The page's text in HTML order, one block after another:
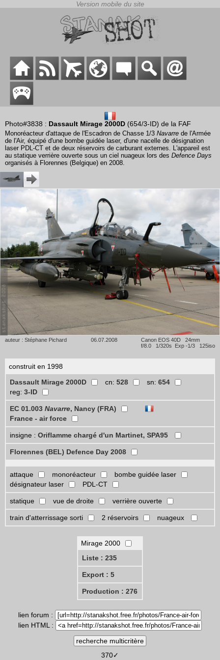
Photo#3838 : Dassault Mirage 2000D (654/3-ID) de la FAF
Monoréacteur d'attaque de l'Escadron de Chasse 1/3 Navarre de l'Armée
de l'Air, équipé d'une bombe guidée laser, d'une nacelle de désignation
laser PDL-CT et de deux réservoirs de carburant externes. L'appareil est
au statique verrière ouverte sous un ciel nuageux lors des Defence Days
organisés à Florennes (Belgique) en 2008.
auteur : Stéphane Pichard 06.07.2008
Canon EOS 40D 24mm
f/8.0 1/320s Exp -1/3 125iso
construit en 1998
Dassault Mirage 2000D
cn: 528 sn: 654
reg: 3-ID
EC 01.003 Navarre, Nancy (FRA)
France - air force
insigne : Oriflamme chargé d'un Martinet, SPA95
Florennes (BEL) Defence Day 2008
attaque monoréacteur
bombe guidée laser
désignateur laser
PDL-CT
statique vue de droite verrière ouverte
train d'atterrissage sorti 2 réservoirs nuageux
Mirage 2000
Liste : 235
Export : 5
Production : 276
lien forum :
lien HTML :
370✓